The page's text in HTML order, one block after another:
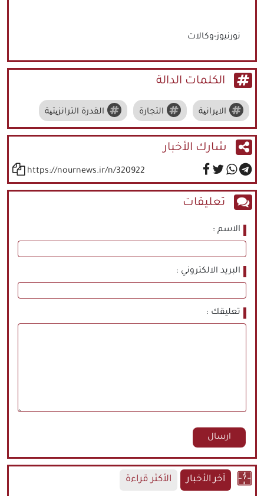
نورنيوز-وكالات
الكلمات الدالة
الایرانیة التجارة القدرة الترانزیتیة
شارك الأخبار
https://nournews.ir/n/320922
تعليقات
الاسم
البريد الالكتروني
تعليقك
آخر الأخبار الأكثر قراءة